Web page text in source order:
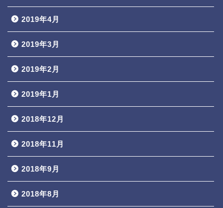
2019年4月
2019年3月
2019年2月
2019年1月
2018年12月
2018年11月
2018年9月
2018年8月